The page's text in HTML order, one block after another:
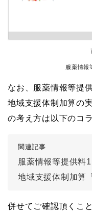
服薬情報
なお、服薬情報等提
地域支援体制加算の
の考え方は以下のコ
関連記事
服薬情報等提供料1・2
地域支援体制加算「服薬情報
併せてご確認頂くこ